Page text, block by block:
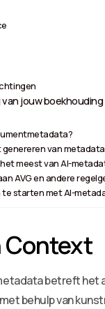
jouw boekhouding
genereren van
meest van AI-
AVG en andere
te starten met AI-
Context
betreft het
behulp van